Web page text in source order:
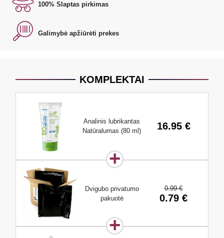
100% Slaptas pirkimas
Galimybė apžiūrėti prekes
KOMPLEKTAI
Analinis lubrikantas
Natūralumas (80 ml)
16.95 €
Dvigubo privatumo
pakuotė
0.99 €
0.79 €